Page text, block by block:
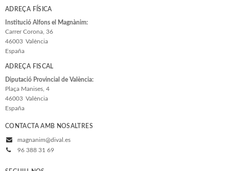
ADREÇA FÍSICA
Institució Alfons el Magnànim:
Carrer Corona, 36
46003 València
España
ADREÇA FISCAL
Diputació Provincial de València:
Plaça Manises, 4
46003 València
España
CONTACTA AMB NOSALTRES
magnanim@dival.es
96 388 31 69